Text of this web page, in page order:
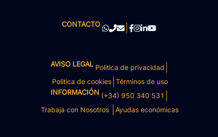
CONTACTO
AVISO LEGAL Politica de privacidad
Politica de cookies Términos de uso
INFORMACIÓN (+34) 950 340 531
Trabaja con Nosotros
Ayudas económicas